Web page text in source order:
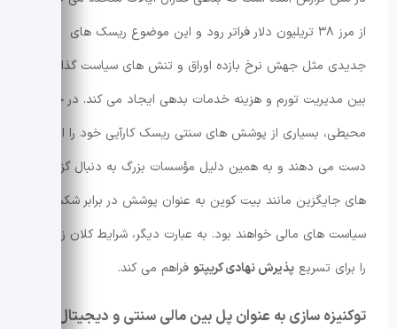
از مرز ۳۸ تریلیون دلار فراتر رود و این موضوع ریسک های
جدیدی مثل جهش نرخ بازده اوراق و تنش های سیاست گذاری
بین مدیریت تورم و هزینه خدمات بدهی ایجاد می کند. در چنین
محیطی، بسیاری از پوشش های سنتی ریسک کارآیی خود را از
دست می دهند و به همین دلیل مؤسسات بزرگ به دنبال گزینه
های جایگزین مانند بیت کوین به عنوان پوشش در برابر شکست
سیاست های مالی خواهند بود. به عبارت دیگر، شرایط کلان زمینه
را برای تسریع پذیرش نهادی کریپتو فراهم می کند.
توکنیزه سازی به عنوان پل بین مالی سنتی و دیجیتال